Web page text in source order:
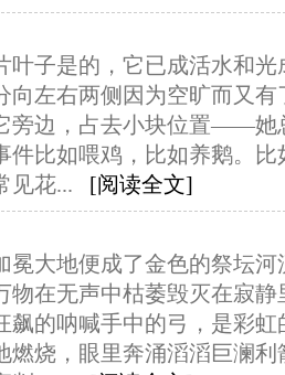
叶子是的，它已成活水和
向左右两侧因为空旷而又
旁边，占去小块位置——她
件比如喂鸡，比如养鹅。
见花... [阅读全文]
冕大地便成了金色的祭坛
物在无声中枯萎毁灭在寂
飙的呐喊手中的弓，是彩
燃烧，眼里奔涌滔滔巨澜